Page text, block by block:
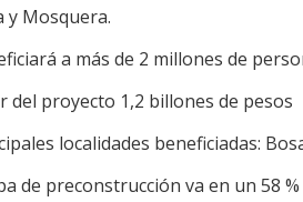
y Mosquera.
a más de 2 millones de
del proyecto 1,2 billones de pesos
localidades beneficiadas:
de preconstrucción va en un 58